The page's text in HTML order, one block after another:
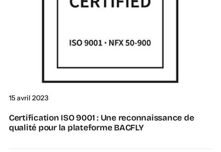
15 avril 2023
Certification ISO 9001 : Une reconnaissance de
qualité pour la plateforme BACFLY